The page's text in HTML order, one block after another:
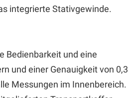
integrierte Stativgewinde.
Bedienbarkeit und eine
und einer Genauigkeit von 0,3
Messungen im Innenbereich.